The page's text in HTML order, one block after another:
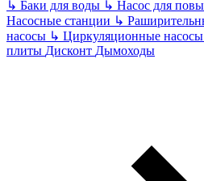
↳ Баки для воды ↳ Насос для
Насосные станции ↳
насосы ↳ Циркуляционные насосы
плиты Дисконт Дымоходы